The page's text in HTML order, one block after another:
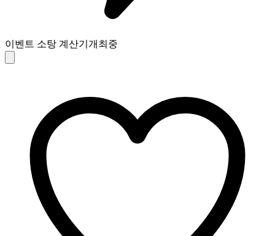
이벤트 소탕 계산기 개최중